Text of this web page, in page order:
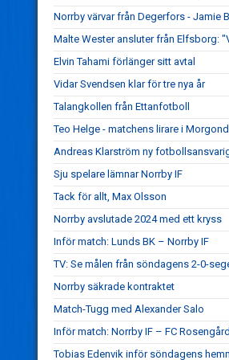
Norrby värvar från Degerfors - Jamie
Malte Wester ansluter från Elfsborg:
Elvin Tahami förlänger sitt avtal
Vidar Svendsen klar för tre nya år
Talangkollen från Ettanfotboll
Teo Helge - matchens lirare i
Andreas Klarström ny
Sju spelare lämnar Norrby IF
Tack för allt, Max Olsson
Norrby avslutade 2024 med ett kryss
Inför match: Lunds BK – Norrby IF
TV: Se målen från söndagens 2-0-
Norrby säkrade kontraktet
Match-Tugg med Alexander Salo
Inför match: Norrby IF – FC Rosengård
Tobias Edenvik inför söndagens